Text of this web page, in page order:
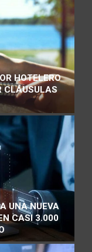
HOTELERO
CLÁUSULAS
UNA NUEVA
CASI 3.000